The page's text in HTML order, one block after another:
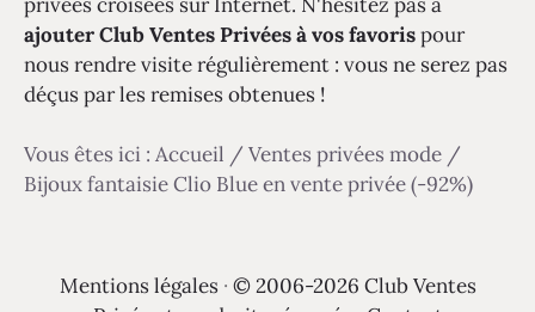
ajouter Club Ventes Privées à vos favorispour
nous rendre visite régulièrement : vous ne serez pas
déçus par les remises obtenues !
Vous êtes ici : Accueil / Ventes privées mode /
Bijoux fantaisie Clio Blue en vente privée (-92%)
Mentions légales · © 2006-2026 Club Ventes